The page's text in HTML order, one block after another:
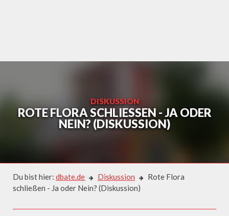
DISKUSSION
ROTE FLORA SCHLIESSEN - JA ODER N
EIN? (DISKUSSION)
Du bist hier: dbate.de Diskussion
Rote Flora
schließen - Ja oder Nein? (Diskussion)